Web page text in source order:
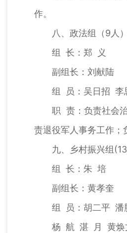
作。
八、政法组（9人）
组 长：郑 义
副组长：刘献陆
组 员：吴日招 李
职 责：负责社会治
责退役军人事务工作；
九、乡村振兴组(13
组 长：朱 培
副组长：黄孝奎
组 员：胡二平 潘
杨 航 湛 月 黄焕